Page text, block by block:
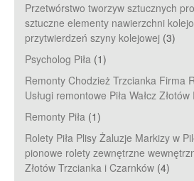
Przetwórstwo tworzyw sztucznych
sztuczne elementy nawierzchni
przytwierdzeń szyny kolejowej (3)
Psycholog Piła (1)
Remonty Chodzież Trzcianka Firma
Usługi remontowe Piła Wałcz
Remonty Piła (1)
Rolety Piła Plisy Żaluzje Markizy w
pionowe rolety zewnętrzne
Złotów Trzcianka i Czarnków (4)